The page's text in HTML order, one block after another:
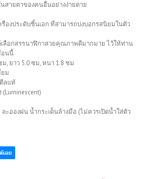
สายตาของคนอื่นอย่างง่ายดาย
องประดับชิ้นเอก ที่สามารถบ่งบอกรสนิยมในตัว
เลือกสรรนาฬิกาสวยคุณภาพดีมากมาย ไว้ให้ท่าน
อนนี้
ม, ยาว 5.0 ซม, หนา 1.8 ซม
ม
ลแท้
ละอองฝน น้ำกระเด็นล้างมือ (ไม่ควรเปิดน้ำใส่ตัว